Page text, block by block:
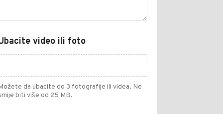
video ili foto
da ubacite do 3 fotografije ili videa. Ne
biti više od 25 MB.